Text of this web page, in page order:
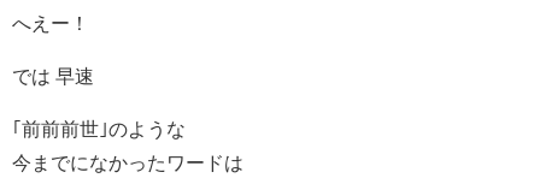
へえー！
では 早速
｢前前前世｣のような
今までになかったワードは